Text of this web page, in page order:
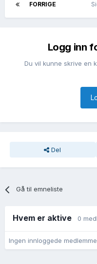
FORRIGE
Logg inn
Du vil kunne skrive en
Del
Gå til emneliste
Hvem er aktive 0
Ingen innloggede